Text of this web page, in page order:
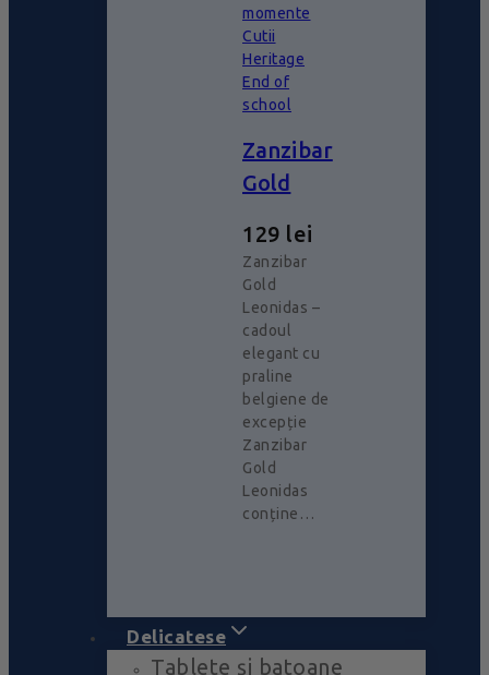
momente
Cutii
Heritage
End of
school
Zanzibar
Gold
129 lei
Zanzibar
Gold
Leonidas –
cadoul
elegant cu
praline
belgiene de
excepție
Zanzibar
Gold
Leonidas
conține…
Delicatese
Tablete și batoane